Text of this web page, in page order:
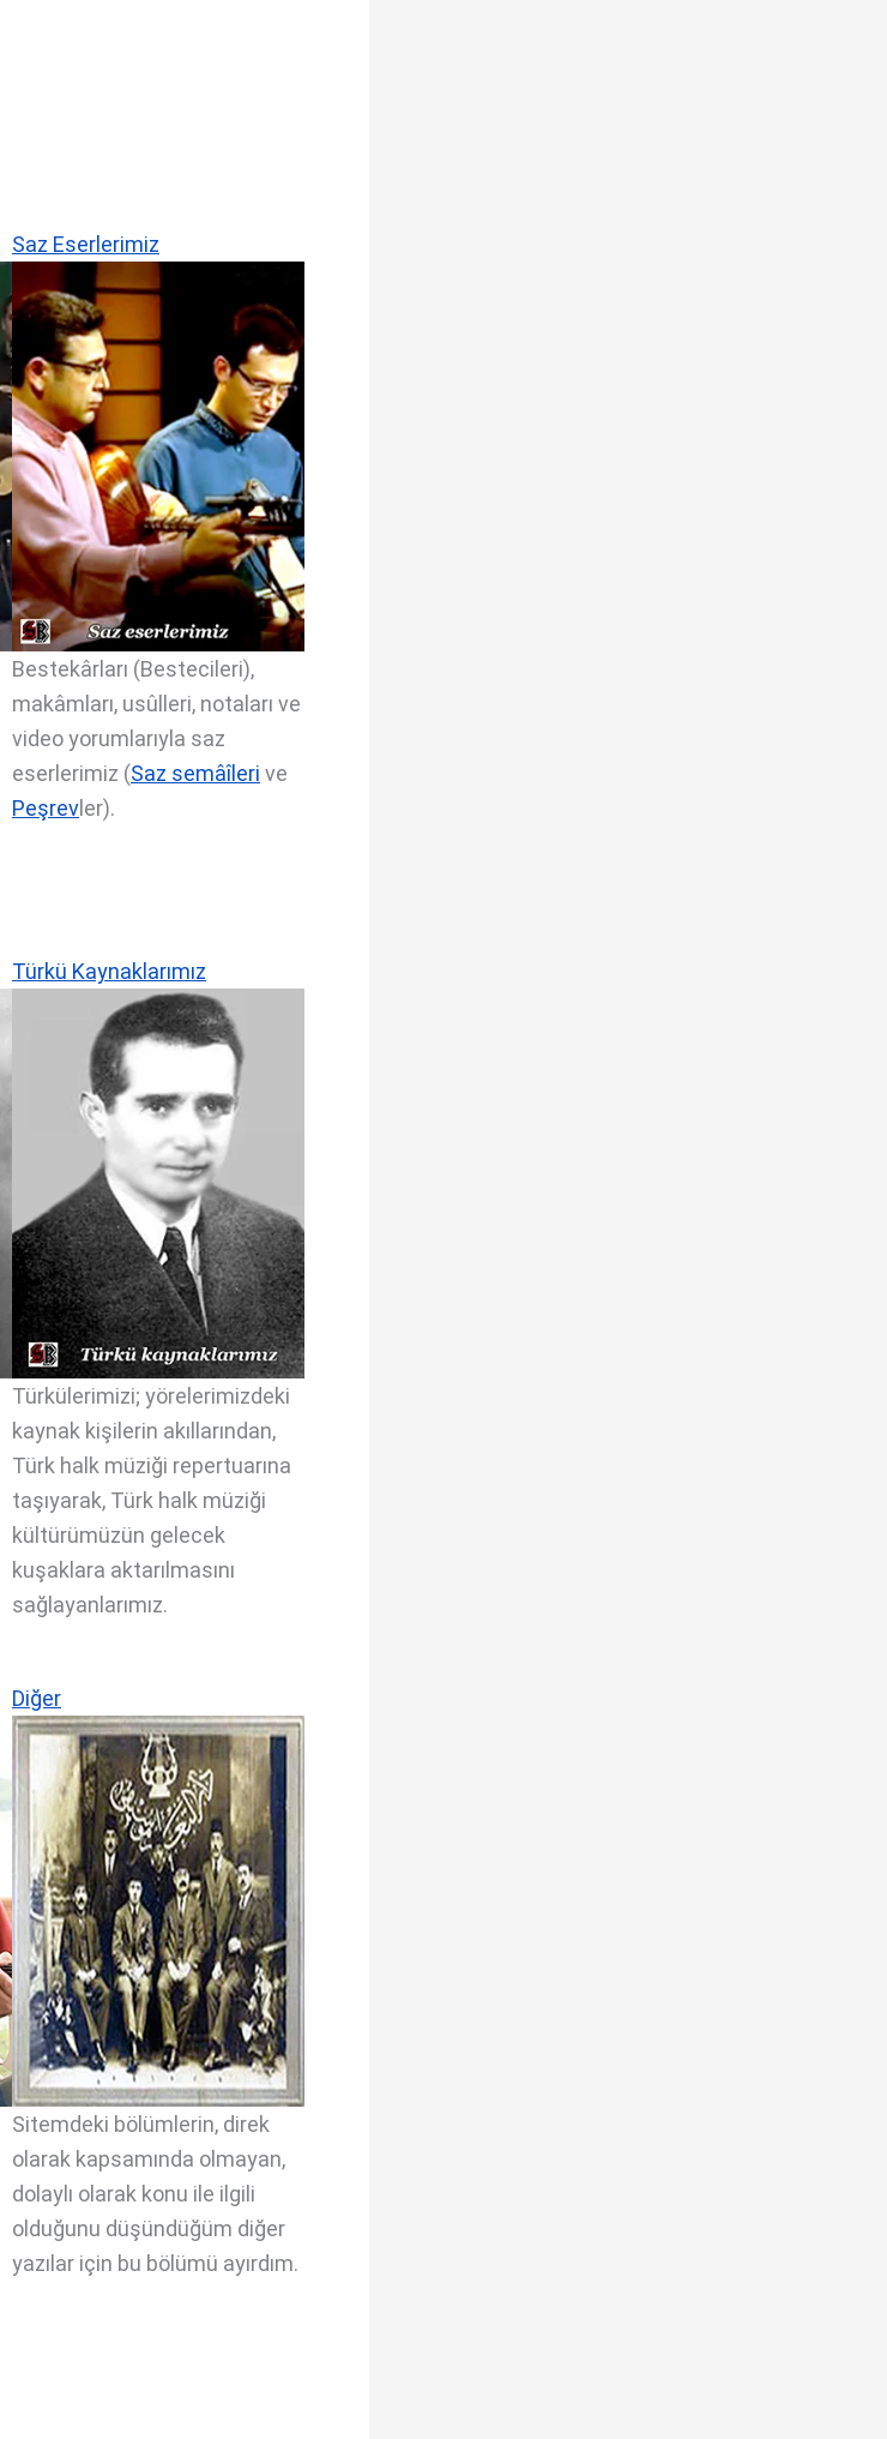
Saz Eserlerimiz
Bestekârları (Bestecileri),
makâmları, usûlleri, notaları ve
video yorumlarıyla saz
eserlerimiz (Saz semâîleri ve
Peşrev ler).
Türkü Kaynaklarımız
Türkülerimizi; yörelerimizdeki
kaynak kişilerin akıllarından,
Türk halk müziği repertuarına
taşıyarak, Türk halk müziği
kültürümüzün gelecek
kuşaklara aktarılmasını
sağlayanlarımız.
Diğer
Sitemdeki bölümlerin, direk
olarak kapsamında olmayan,
dolaylı olarak konu ile ilgili
olduğunu düşündüğüm diğer
yazılar için bu bölümü ayırdım.